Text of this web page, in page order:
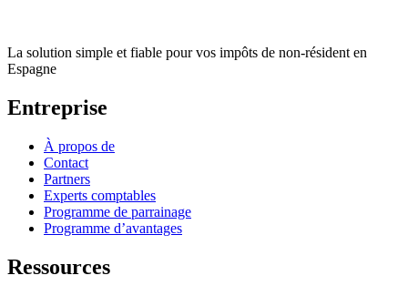
La solution simple et fiable pour vos impôts de non-résident en
Espagne
Entreprise
À propos de
Contact
Partners
Experts comptables
Programme de parrainage
Programme d’avantages
Ressources